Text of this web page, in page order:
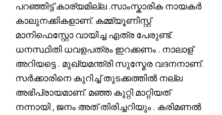
പറഞ്ഞിട്ട് കാര്യമില്ല .സാംസ്കാരിക നായകർ
കാലുനക്കികളാണ്. കമ്മ്യൂണിസ്റ്റ്
മാനിഫെസ്റ്റോ വായിച്ച എത്ര പേരുണ്ട്.
ധനസ്ഥിതി ധവളപത്രം ഇറക്കണം . നാലാള്
അറിയട്ടെ . മുഖ്യമന്ത്രി സുസ്മേര വദനനാണ്.
സർക്കാരിനെ കുറിച്ച് തുടക്കത്തിൽ നല്ല
അഭിപ്രായമാണ്. മഞ്ഞ കുറ്റി മാറ്റിയത്
നന്നായി , ജനം അത് തിരിച്ചറിയും . കരിമണൽ